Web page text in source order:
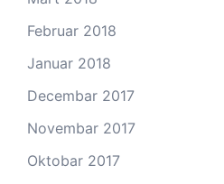
Februar 2018
Januar 2018
Decembar 2017
Novembar 2017
Oktobar 2017